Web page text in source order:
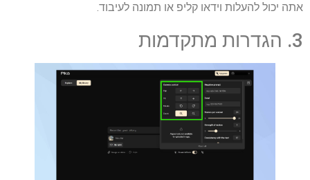
אתה יכול להעלות וידאו קליפ או תמונה לעיבוד.
3. הגדרות מתקדמות